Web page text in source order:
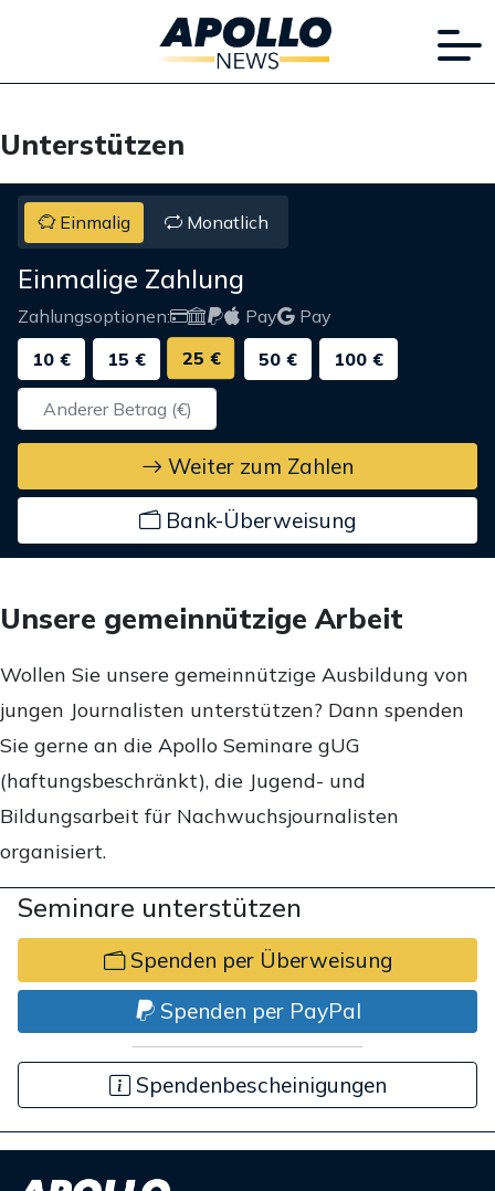
Unterstützen
Einmalig Monatlich
Einmalige Zahlung
Zahlungsoptionen: Pay
Pay
10 €
15 € 25 € 50 € 100 €
Weiter zum Zahlen
Bank-Überweisung
Unsere gemeinnützige Arbeit
Wollen Sie unsere gemeinnützige Ausbildung von
jungen Journalisten unterstützen? Dann spenden
Sie gerne an die Apollo Seminare gUG
(haftungsbeschränkt), die Jugend- und
Bildungsarbeit für Nachwuchsjournalisten
organisiert.
Seminare unterstützen
Spenden per Überweisung
Spenden per PayPal
Spendenbescheinigungen